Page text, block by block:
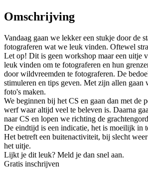
Omschrijving
Vandaag gaan we lekker een stukje door de
fotograferen wat we leuk vinden. Oftewel
Let op! Dit is geen workshop maar een uitje
leuk vinden om te fotograferen en hun
door wildvreemden te fotograferen. De
stimuleren en tips geven. Met zijn allen gaan
foto's maken.
We beginnen bij het CS en gaan dan met de
werf waar altijd veel te beleven is. Daarna
naar CS en lopen we richting de
De eindtijd is een indicatie, het is moeilijk in
Het betreft een buitenactiviteit, bij slecht
het uitje.
Lijkt je dit leuk? Meld je dan snel aan.
Gratis inschrijven